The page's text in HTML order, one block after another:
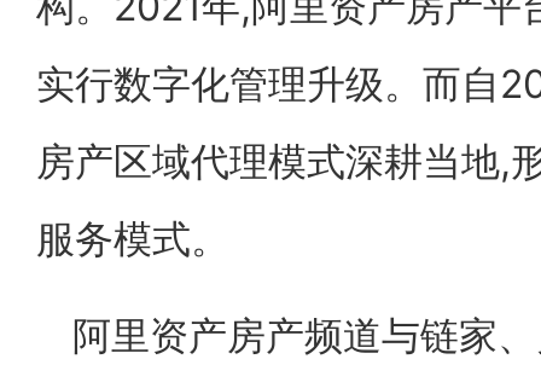
实行数字化管理升级。而自
房产区域代理模式深耕当地,
服务模式。
阿里资产房产频道与链家